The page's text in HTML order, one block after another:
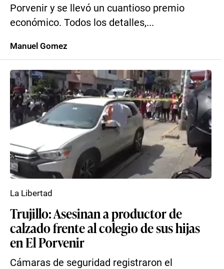
Porvenir y se llevó un cuantioso premio
económico. Todos los detalles,...
Manuel Gomez
Trujillo: Asesinan a productor de
calzado frente al colegio de sus hijas
en El Porvenir
Cámaras de seguridad registraron el
La Libertad